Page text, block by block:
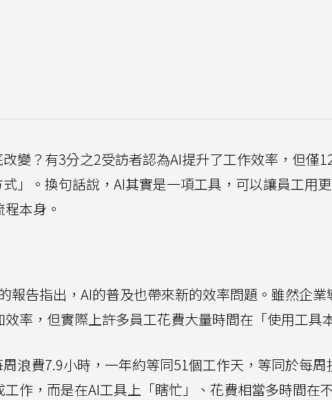
變？有3分之2受訪者認為AI提升了工作效率，但僅
」。換句話說，AI其實是一項工具，可以讓員工用
本身。
報告指出，AI的普及也帶來新的效率問題。雖然企業
率，但實際上許多員工花費大量時間在「使用工具
浪費7.9小時，一年約等同51個工作天，等同於每周
作，而是在AI工具上「瞎忙」、花費相當多時間在